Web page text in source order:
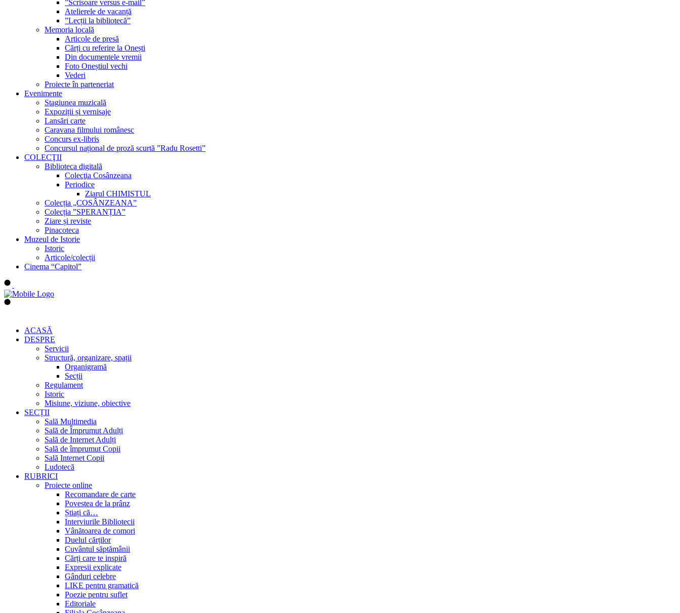
”Scrisoare versus e-mail”
Atelierele de vacanță
”Lecții la bibliotecă”
Memoria locală
Articole de presă
Cărți cu referire la Onești
Din documentele vremii
Foto Oneștiul vechi
Vederi
Proiecte în parteneriat
Evenimente
Stagiunea muzicală
Expoziții și vernisaje
Lansări carte
Caravana filmului românesc
Concurs ex-libris
Concursul național de proză scurtă ”Radu Rosetti”
COLECŢII
Biblioteca digitală
Colecţia Cosânzeana
Periodice
Ziarul CHIMISTUL
Colecția „COSÂNZEANA”
Colecția ”SPERANȚIA”
Ziare și reviste
Pinacoteca
Muzeul de Istorie
Istoric
Articole/colecții
Cinema “Capitol”
ACASĂ
DESPRE
Servicii
Structură, organizare, spații
Organigramă
Secții
Regulament
Istoric
Misiune, viziune, obiective
SECȚII
Sală Multimedia
Sală de Împrumut Adulți
Sală de Internet Adulți
Sală de împrumut Copii
Sală Internet Copii
Ludotecă
RUBRICI
Proiecte online
Recomandare de carte
Povestea de la prânz
Știați că…
Interviurile Bibliotecii
Vânătoarea de comori
Duelul cărților
Cuvântul săptămânii
Cărți care te inspiră
Expresii explicate
Gânduri celebre
LIKE pentru gramatică
Poezie pentru suflet
Editoriale